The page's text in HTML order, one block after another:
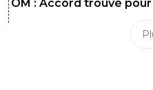
OM : Accord trouvé